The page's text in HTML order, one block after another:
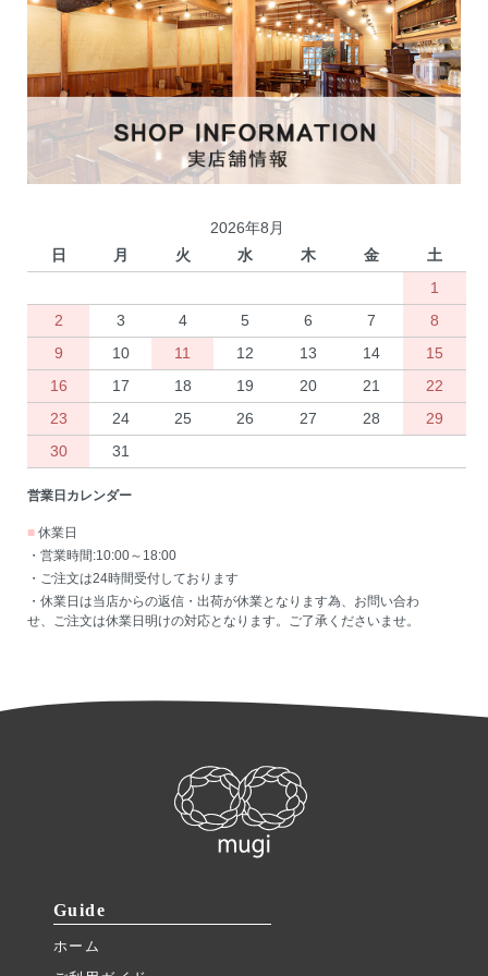
2026年8月
日
月 火 水 木 金
土
1
2
3 4 5 6 7
8
9
10 11 12 13 14
15
16
17 18 19 20 21
22
23
24 25 26 27 28
29
30
31
営業日カレンダー
■ 休業日
・営業時間:10:00～18:00
・ご注文は24時間受付しております
・休業日は当店からの返信・出荷が休業となります為、お問い合わ
せ、ご注文は休業日明けの対応となります。ご了承くださいませ。
Guide
ホーム